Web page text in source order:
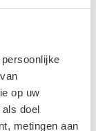
op uw
doel
metingen aan
bij €